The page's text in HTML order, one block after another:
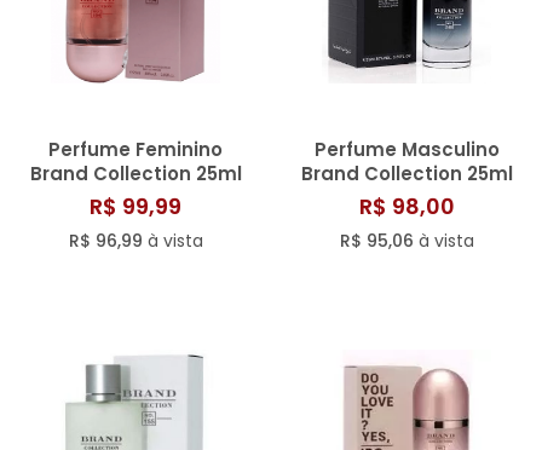
Perfume Feminino
Brand Collection 25ml
N° 194
R$ 99,99
R$ 96,99 à vista
Perfume Masculino
Brand Collection 25ml
N° 100
R$ 98,00
R$ 95,06 à vista